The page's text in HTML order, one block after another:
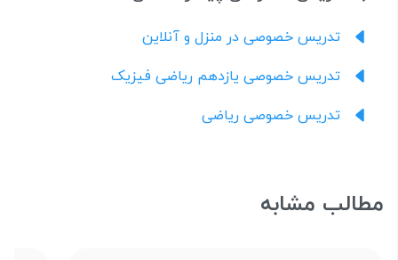
تدریس خصوصی در منزل و آنلاین
تدریس خصوصی یازدهم ریاضی فیزیک
تدریس خصوصی ریاضی
مطالب مشابه